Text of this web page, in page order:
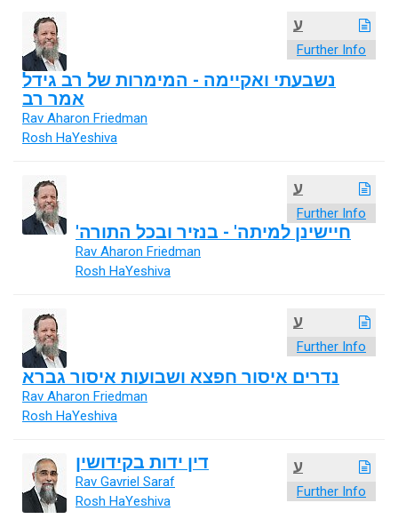
ע
Further Info
נשבעתי ואקיימה - המימרות של רב גידל
אמר רב
Rav Aharon Friedman
Rosh HaYeshiva
ע
Further Info
'חיישינן למיתה' - בנזיר ובכל התורה
Rav Aharon Friedman
Rosh HaYeshiva
ע
Further Info
נדרים איסור חפצא ושבועות איסור גברא
Rav Aharon Friedman
Rosh HaYeshiva
ע
Further Info
דין ידות בקידושין
Rav Gavriel Saraf
Rosh HaYeshiva